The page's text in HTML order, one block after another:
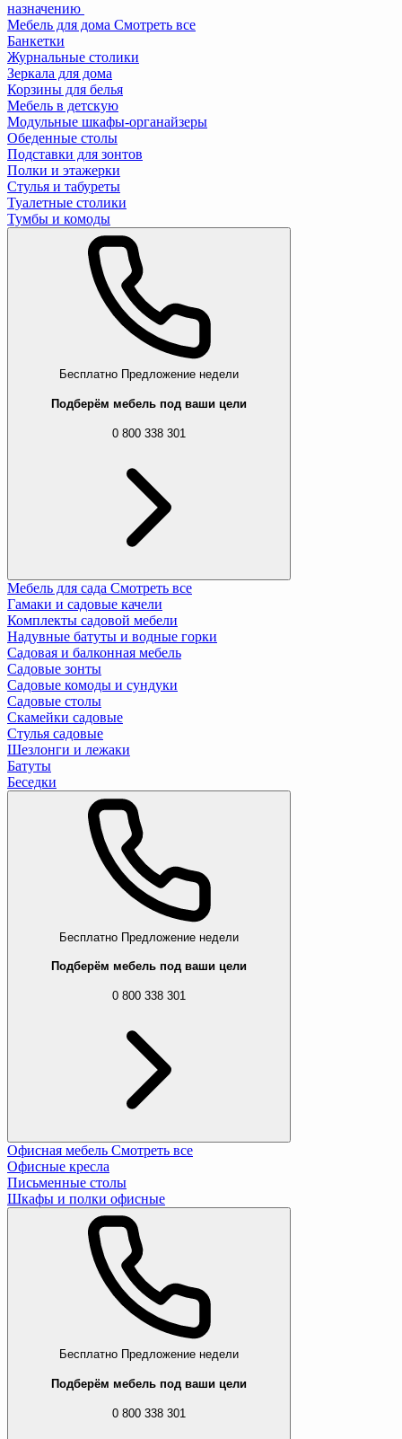
назначению
Мебель для дома Смотреть все
Банкетки
Журнальные столики
Зеркала для дома
Корзины для белья
Мебель в детскую
Модульные шкафы-органайзеры
Обеденные столы
Подставки для зонтов
Полки и этажерки
Стулья и табуреты
Туалетные столики
Тумбы и комоды
Бесплатно Предложение недели
Подберём мебель под ваши цели
0 800 338 301
Мебель для сада Смотреть все
Гамаки и садовые качели
Комплекты садовой мебели
Надувные батуты и водные горки
Садовая и балконная мебель
Садовые зонты
Садовые комоды и сундуки
Садовые столы
Скамейки садовые
Стулья садовые
Шезлонги и лежаки
Батуты
Беседки
Бесплатно Предложение недели
Подберём мебель под ваши цели
0 800 338 301
Офисная мебель Смотреть все
Офисные кресла
Письменные столы
Шкафы и полки офисные
Бесплатно Предложение недели
Подберём мебель под ваши цели
0 800 338 301